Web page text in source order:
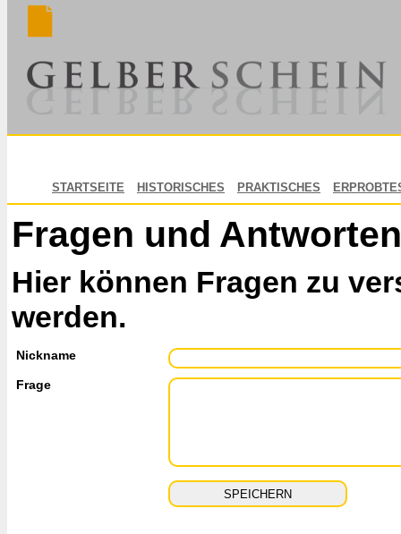
STARTSEITE HISTORISCHES PRAKTISCHES
Fragen und Antworten
Hier können Fragen zu
werden.
Nickname
Frage